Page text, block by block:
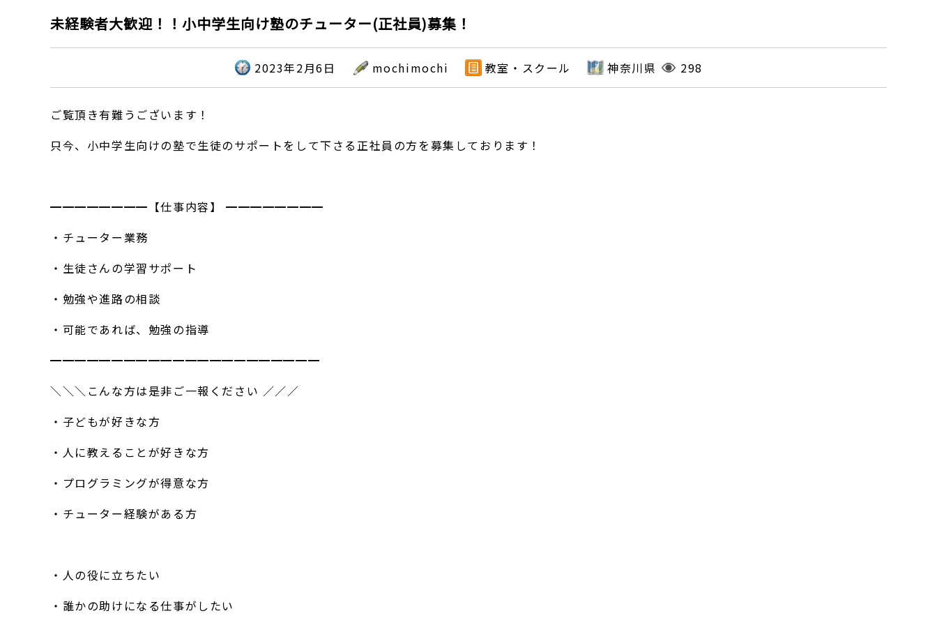
未経験者大歓迎！！小中学生向け塾のチューター(正社員)募集！
2023年2月6日 mochimochi 教室・スクール 神奈川県 298
ご覧頂き有難うございます！
只今、小中学生向けの塾で生徒のサポートをして下さる正社員の方を募集しております！
━━━━━━━━【仕事内容】 ━━━━━━━━
・チューター業務
・生徒さんの学習サポート
・勉強や進路の相談
・可能であれば、勉強の指導
━━━━━━━━━━━━━━━━━━━━━━
＼＼＼こんな方は是非ご一報ください ／／／
・子どもが好きな方
・人に教えることが好きな方
・プログラミングが得意な方
・チューター経験がある方
・人の役に立ちたい
・誰かの助けになる仕事がしたい